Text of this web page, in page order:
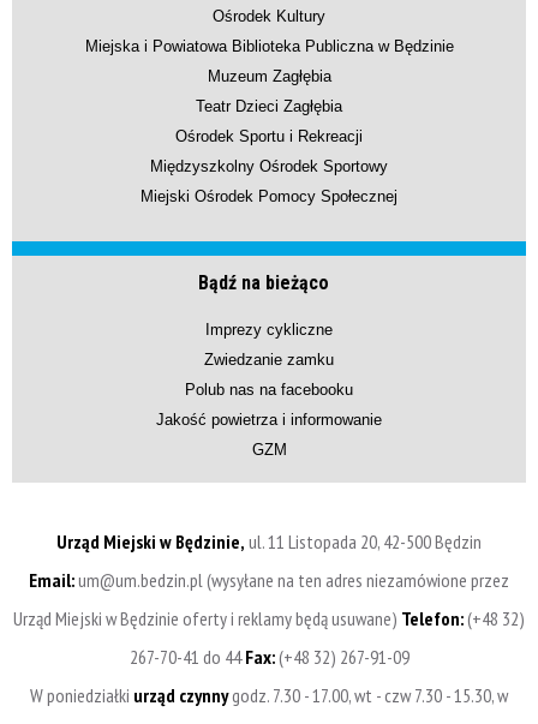
Ośrodek Kultury
Miejska i Powiatowa Biblioteka Publiczna w Będzinie
Muzeum Zagłębia
Teatr Dzieci Zagłębia
Ośrodek Sportu i Rekreacji
Międzyszkolny Ośrodek Sportowy
Miejski Ośrodek Pomocy Społecznej
Bądź na bieżąco
Imprezy cykliczne
Zwiedzanie zamku
Polub nas na facebooku
Jakość powietrza i informowanie
GZM
Urząd Miejski w Będzinie, ul. 11 Listopada 20, 42-500 Będzin
Email:um@um.bedzin.pl (wysyłane na ten adres niezamówione przez
Urząd Miejski w Będzinie oferty i reklamy będą usuwane) Telefon:(+48 32)
267-70-41 do 44Fax:(+48 32) 267-91-09
W poniedziałki urząd czynnygodz. 7.30 - 17.00, wt - czw 7.30 - 15.30, w